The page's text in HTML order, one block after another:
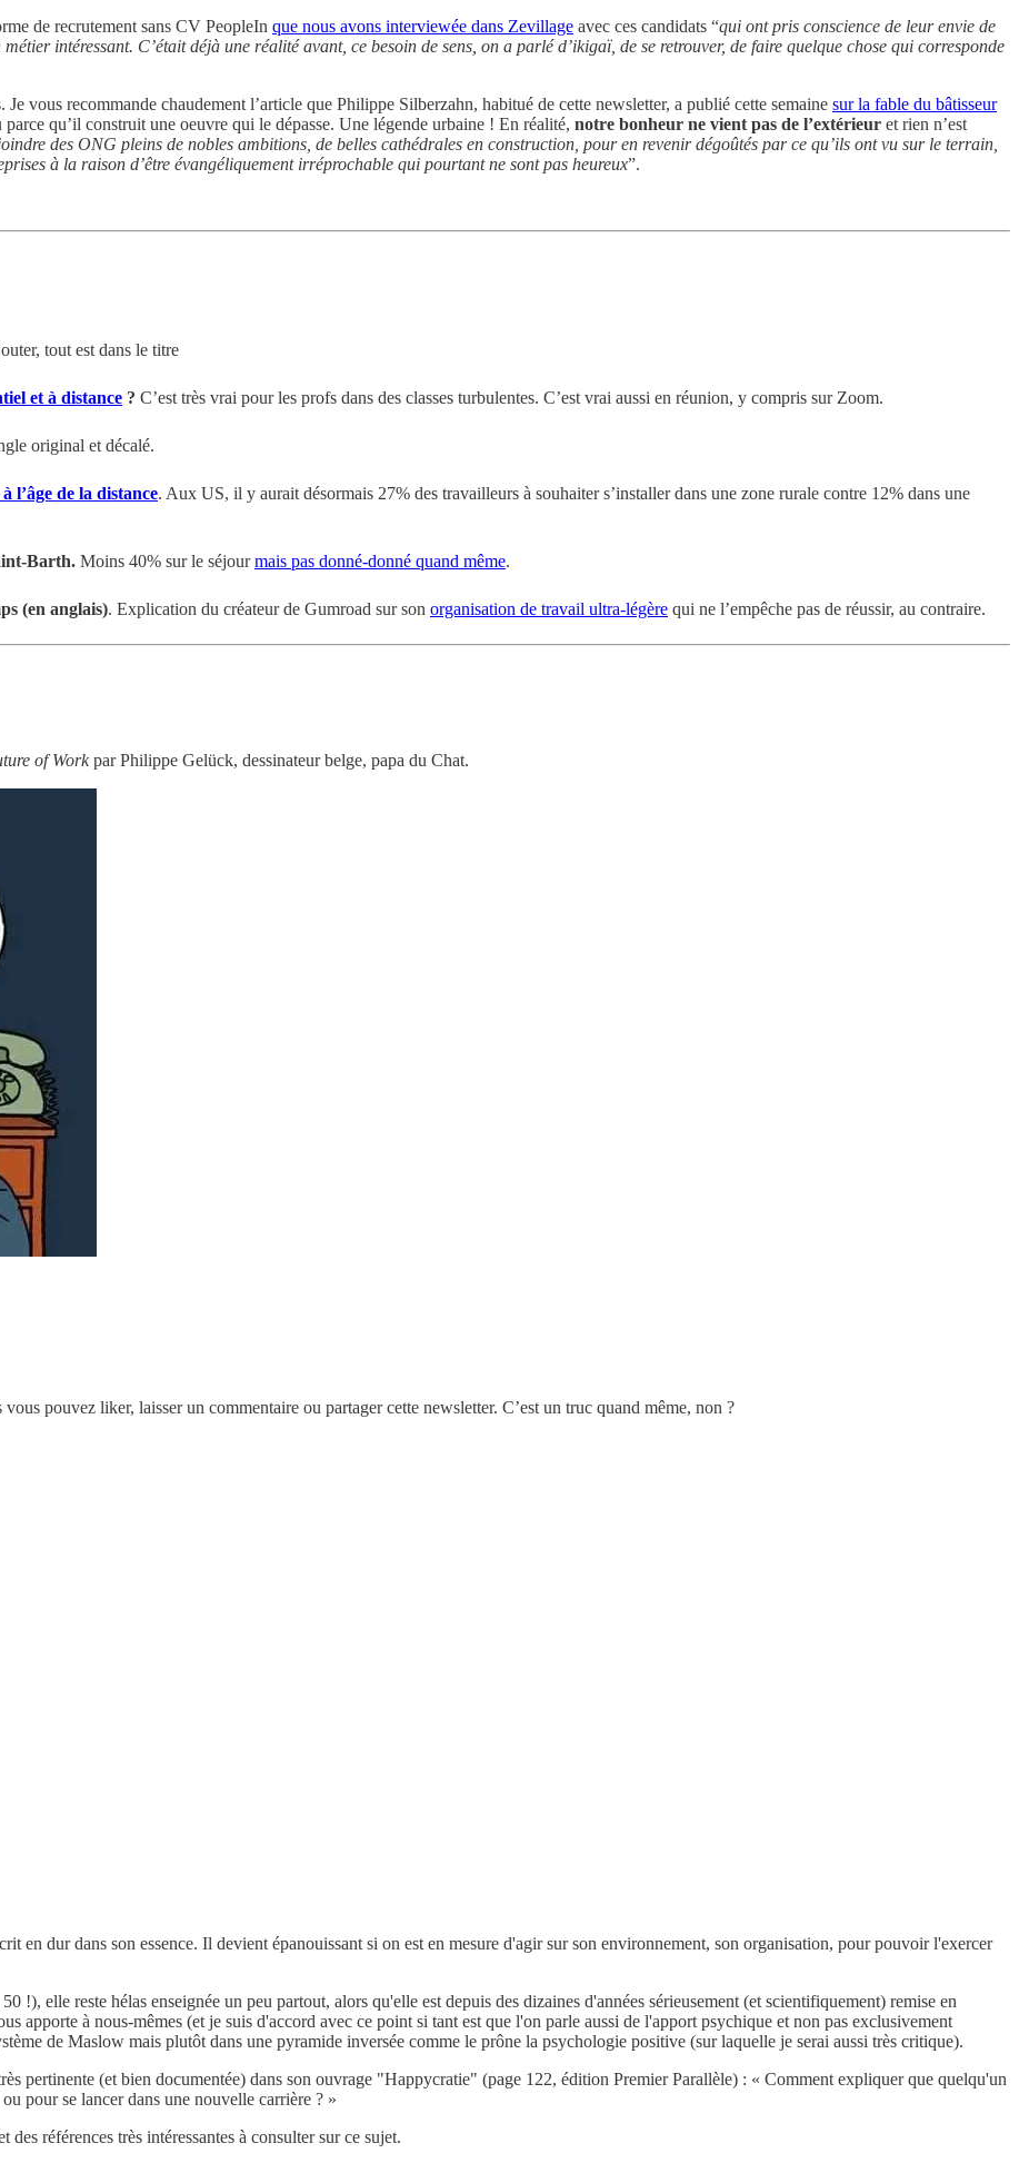
de recrutement sans CV PeopleIn que nous avons interviewée dans Zevillage avec ces candidats “qui ont pris conscience de leur envie de
intéressant. C’était déjà une réalité avant, ce besoin de sens, on a parlé d’ikigaï, de se retrouver, de faire quelque chose qui corresponde
vous recommande chaudement l’article que Philippe Silberzahn, habitué de cette newsletter, a publié cette semaine sur la fable du bâtisseur
qu’il construit une oeuvre qui le dépasse. Une légende urbaine ! En réalité, notre bonheur ne vient pas de l’extérieur et rien n’est
des ONG pleins de nobles ambitions, de belles cathédrales en construction, pour en revenir dégoûtés par ce qu’ils ont vu sur le terrain,
à la raison d’être évangéliquement irréprochable qui pourtant ne sont pas heureux”.
tout est dans le titre
et à distance ? C’est très vrai pour les profs dans des classes turbulentes. C’est vrai aussi en réunion, y compris sur Zoom.
original et décalé.
l’âge de la distance. Aux US, il y aurait désormais 27% des travailleurs à souhaiter s’installer dans une zone rurale contre 12% dans une
Barth. Moins 40% sur le séjourmais pas donné-donné quand même.
(en anglais). Explication du créateur de Gumroad sur son organisation de travail ultra-légère qui ne l’empêche pas de réussir, au contraire.
of Workpar Philippe Gelück, dessinateur belge, papa du Chat.
pouvez liker, laisser un commentaire ou partager cette newsletter. C’est un truc quand même, non ?
en dur dans son essence. Il devient épanouissant si on est en mesure d'agir sur son environnement, son organisation, pour pouvoir l'exercer
!), elle reste hélas enseignée un peu partout, alors qu'elle est depuis des dizaines d'années sérieusement (et scientifiquement) remise en
apporte à nous-mêmes (et je suis d'accord avec ce point si tant est que l'on parle aussi de l'apport psychique et non pas exclusivement
de Maslow mais plutôt dans une pyramide inversée comme le prône la psychologie positive (sur laquelle je serai aussi très critique).
pertinente (et bien documentée) dans son ouvrage "Happycratie" (page 122, édition Premier Parallèle) : « Comment expliquer que quelqu'un
pour se lancer dans une nouvelle carrière ? »
références très intéressantes à consulter sur ce sujet.